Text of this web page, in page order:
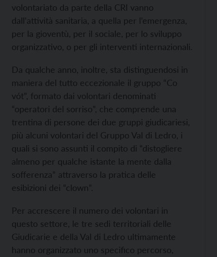
volontariato da parte della CRI vanno
dall’attività sanitaria, a quella per l’emergenza,
per la gioventù, per il sociale, per lo sviluppo
organizzativo, o per gli interventi internazionali.
Da qualche anno, inoltre, sta distinguendosi in
maniera del tutto eccezionale il gruppo “Co
vót”, formato dai volontari denominati
“operatori del sorriso”, che comprende una
trentina di persone dei due gruppi giudicariesi,
più alcuni volontari del Gruppo Val di Ledro, i
quali si sono assunti il compito di “distogliere
almeno per qualche istante la mente dalla
sofferenza” attraverso la pratica delle
esibizioni dei “clown”.
Per accrescere il numero dei volontari in
questo settore, le tre sedi territoriali delle
Giudicarie e della Val di Ledro ultimamente
hanno organizzato uno specifico percorso,